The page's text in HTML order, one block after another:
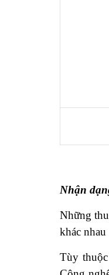
Nhận
Những
khác
Tùy